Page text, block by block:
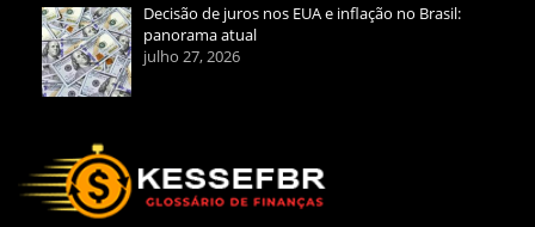
Decisão de juros nos EUA e inflação no Brasil:
panorama atual
julho 27, 2026